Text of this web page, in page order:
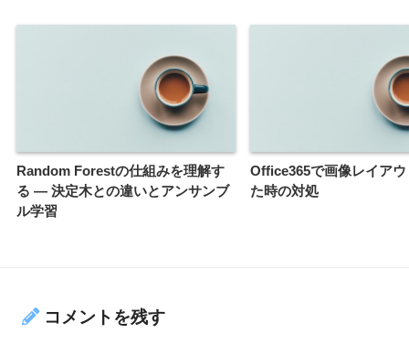
Random Forestの仕組みを理解す
る ― 決定木との違いとアンサンブ
ル学習
Office365で画像レイア
た時の対処
コメントを残す